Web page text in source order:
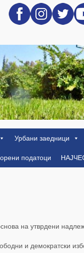
Урбани заедници
податоци
на утврдени
и демократски